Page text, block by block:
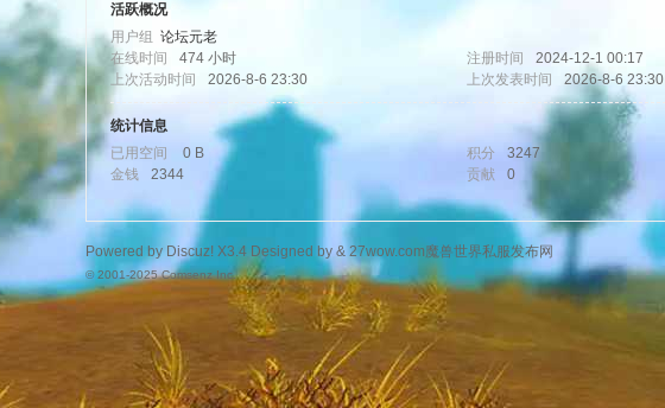
w.
活跃概况
用户组 论坛元老
在线时间
474 小时 注册时间 2024-12-1 00:17
上次活动时间
2026-8-6 23:30 上次发表时间 2026-8-6 23:30
统计信息
已用空间
0 B 积分 3247
金钱
2344 贡献 0
Powered by Discuz! X3.4Designed by & 27wow.com魔兽世界私服发布网
© 2001-2025Comsenz Inc.